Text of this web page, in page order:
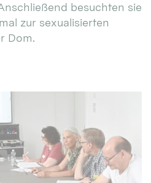
besuchten sie
zur sexualisierten
Dom.